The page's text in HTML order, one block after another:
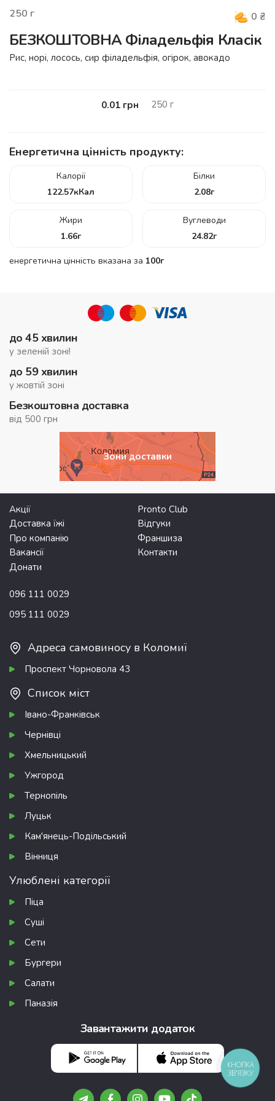
250 г 0 ₴
БЕЗКОШТОВНА Філадельфія Класік
Рис, норі, лосось, сир філадельфія, огірок, авокадо
0.01 грн 250 г
Енергетична цінність продукту:
Калорії
122.57кКал
Білки
2.08г
Жири
1.66г
Вуглеводи
24.82г
енергетична цінність вказана за 100г
до 45 хвилин
у зеленій зоні!
до 59 хвилин
у жовтій зоні
Безкоштовна доставка
від 500 грн
Зони доставки
Акції
Pronto Club
Доставка їжі
Відгуки
Про компанію
Франшиза
Вакансії
Контакти
Донати
096 111 0029
095 111 0029
Адреса самовиносу в Коломиї
Проспект Чорновола 43
Список міст
Івано-Франківськ
Чернівці
Хмельницький
Ужгород
Тернопіль
Луцьк
Кам'янець-Подільський
Вінниця
Улюблені категорії
Піца
Суші
Сети
Бургери
Салати
Паназія
Завантажити додаток
КНОПКА
ЗВ'ЯЗКУ